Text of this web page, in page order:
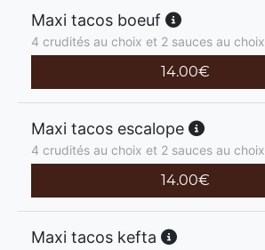
Maxi tacos boeuf
4 crudités au choix et 2 sauces au choix
14.00€
Maxi tacos escalope
4 crudités au choix et 2 sauces au choix
14.00€
Maxi tacos kefta